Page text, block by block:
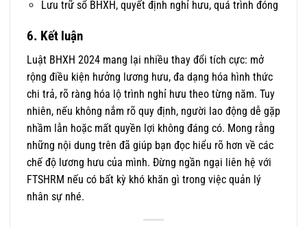
Lưu trữ sổ BHXH, quyết định nghỉ hưu, quá trình đóng
6. Kết luận
Luật BHXH 2024 mang lại nhiều thay đổi tích cực: mở
rộng điều kiện hưởng lương hưu, đa dạng hóa hình thức
chi trả, rõ ràng hóa lộ trình nghỉ hưu theo từng năm. Tuy
nhiên, nếu không nắm rõ quy định, người lao động dễ gặp
nhầm lẫn hoặc mất quyền lợi không đáng có. Mong rằng
những nội dung trên đã giúp bạn đọc hiểu rõ hơn về các
chế độ lương hưu của mình. Đừng ngần ngại liên hệ với
FTSHRM nếu có bất kỳ khó khăn gì trong việc quản lý
nhân sự nhé.